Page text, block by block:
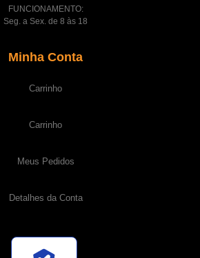
FUNCIONAMENTO:
Seg. a Sex. de 8 às 18
Minha Conta
Carrinho
Carrinho
Meus Pedidos
Detalhes da Conta